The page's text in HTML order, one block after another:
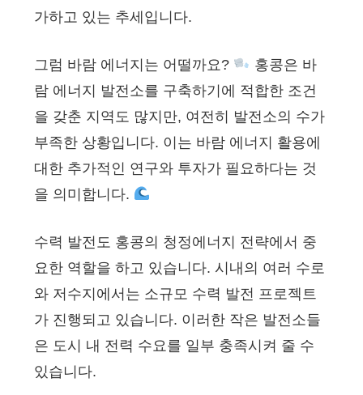
가하고 있는 추세입니다.
그럼 바람 에너지는 어떨까요?
홍콩은 바
람 에너지 발전소를 구축하기에 적합한 조건
을 갖춘 지역도 많지만, 여전히 발전소의 수가
부족한 상황입니다. 이는 바람 에너지 활용에
대한 추가적인 연구와 투자가 필요하다는 것
을 의미합니다.
수력 발전도 홍콩의 청정에너지 전략에서 중
요한 역할을 하고 있습니다. 시내의 여러 수로
와 저수지에서는 소규모 수력 발전 프로젝트
가 진행되고 있습니다. 이러한 작은 발전소들
은 도시 내 전력 수요를 일부 충족시켜 줄 수
있습니다.